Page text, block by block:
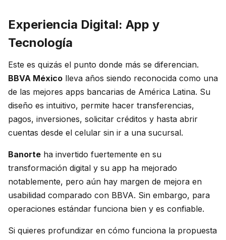
Experiencia Digital: App y
Tecnología
Este es quizás el punto donde más se diferencian.
BBVA México lleva años siendo reconocida como una
de las mejores apps bancarias de América Latina. Su
diseño es intuitivo, permite hacer transferencias,
pagos, inversiones, solicitar créditos y hasta abrir
cuentas desde el celular sin ir a una sucursal.
Banorte ha invertido fuertemente en su
transformación digital y su app ha mejorado
notablemente, pero aún hay margen de mejora en
usabilidad comparado con BBVA. Sin embargo, para
operaciones estándar funciona bien y es confiable.
Si quieres profundizar en cómo funciona la propuesta